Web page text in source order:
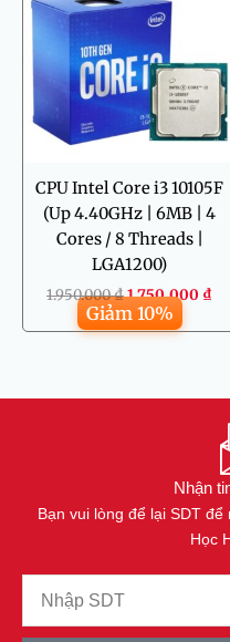
CPU Intel Core i3 10105F
(Up 4.40GHz | 6MB | 4
Cores / 8 Threads |
LGA1200)
1.950.000₫
1.950.000 ₫.
1.750.000 ₫
Giảm 10%
Nhận
Bạn vui lòng để lại SDT
Học